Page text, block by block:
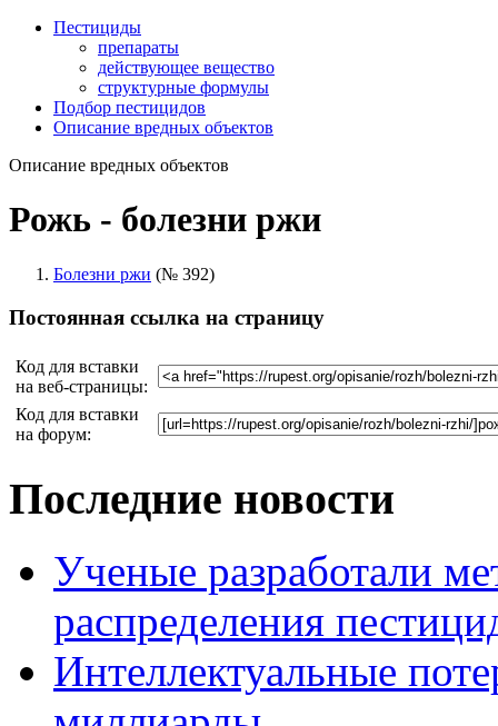
Пестициды
препараты
действующее вещество
структурные формулы
Подбор пестицидов
Описание вредных объектов
Описание вредных объектов
Рожь - болезни ржи
Болезни ржи (№ 392)
Постоянная ссылка на страницу
Код для вставки
на веб-страницы:
Код для вставки
на форум:
Последние новости
Ученые разработали
распределения
Интеллектуальные